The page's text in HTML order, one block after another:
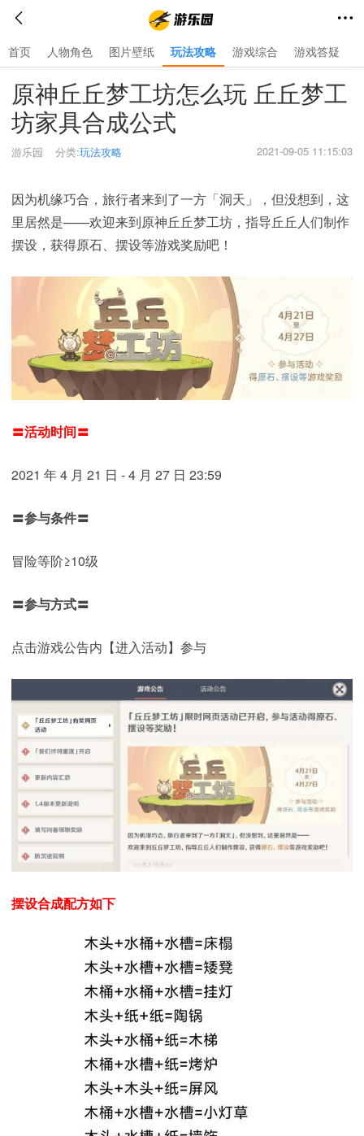
首页 人物角色 图片壁纸 玩法攻略 游戏综合 游戏答疑
首页 玩法攻略
原神丘丘梦工坊怎么玩 丘丘梦工
坊家具合成公式
游乐园 2021-09-05 11:15:03
分类:玩法攻略
因为机缘巧合，旅行者来到了一方「洞天」，但没想到，这
里居然是——欢迎来到原神丘丘梦工坊，指导丘丘人们制作
摆设，获得原石、摆设等游戏奖励吧！
〓活动时间〓
2021 年 4 月 21 日 - 4 月 27 日 23:59
〓参与条件〓
冒险等阶≥10级
〓参与方式〓
点击游戏公告内【进入活动】参与
摆设合成配方如下